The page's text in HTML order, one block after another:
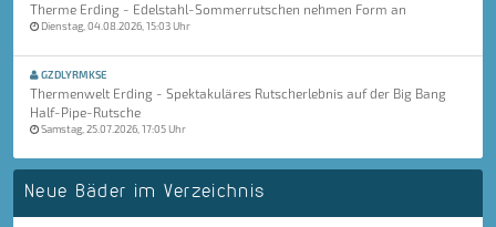
Therme Erding - Edelstahl-Sommerrutschen nehmen Form an
Dienstag, 04.08.2026, 15:03 Uhr
GZDLYRMKSE
Thermenwelt Erding - Spektakuläres Rutscherlebnis auf der Big Bang
Half-Pipe-Rutsche
Samstag, 25.07.2026, 17:05 Uhr
Neue Bäder im Verzeichnis